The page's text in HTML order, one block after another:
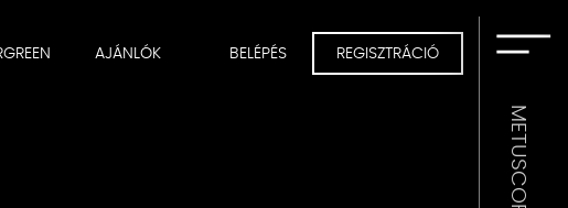
AJÁNLÓK BELÉPÉS REGISZTRÁCIÓ